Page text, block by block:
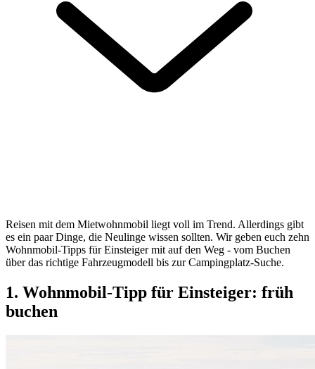
Reisen mit dem Mietwohnmobil liegt voll im Trend. Allerdings gibt
es ein paar Dinge, die Neulinge wissen sollten. Wir geben euch zehn
Wohnmobil-Tipps für Einsteiger mit auf den Weg - vom Buchen
über das richtige Fahrzeugmodell bis zur Campingplatz-Suche.
1. Wohnmobil-Tipp für Einsteiger: früh
buchen